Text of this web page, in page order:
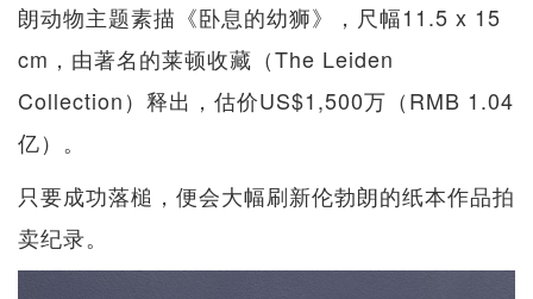
朗动物主题素描《卧息的幼狮》，尺幅11.5 x 15
cm，由著名的莱顿收藏（The Leiden
Collection）释出，估价US$1,500万（RMB 1.04
亿）。
只要成功落槌，便会大幅刷新伦勃朗的纸本作品拍
卖纪录。